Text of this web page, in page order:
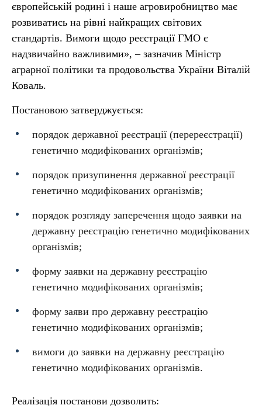
європейській родині і наше агровиробництво має
розвиватись на рівні найкращих світових
стандартів. Вимоги щодо реєстрації ГМО є
надзвичайно важливими», – зазначив Міністр
аграрної політики та продовольства України Віталій
Коваль.
Постановою затверджується:
порядок державної реєстрації (перереєстрації)
генетично модифікованих організмів;
порядок призупинення державної реєстрації
генетично модифікованих організмів;
порядок розгляду заперечення щодо заявки на
державну реєстрацію генетично модифікованих
організмів;
форму заявки на державну реєстрацію
генетично модифікованих організмів;
форму заяви про державну реєстрацію
генетично модифікованих організмів;
вимоги до заявки на державну реєстрацію
генетично модифікованих організмів.
Реалізація постанови дозволить: